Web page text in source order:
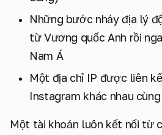
Những bước nhảy địa lý
từ Vương quốc Anh rồi
Nam Á
Một địa chỉ IP được liên
Instagram khác nhau
Một tài khoản luôn kết nối từ